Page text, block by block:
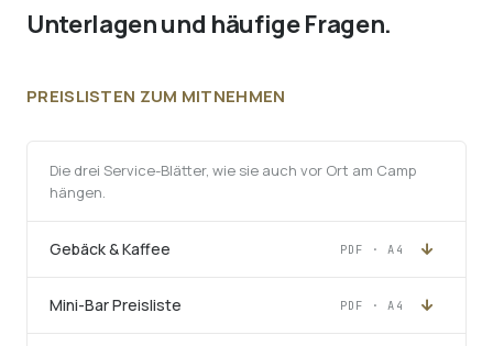
Unterlagen und häufige Fragen.
PREISLISTEN ZUM MITNEHMEN
Die drei Service-Blätter, wie sie auch vor Ort am Camp
hängen.
Gebäck & Kaffee PDF · A4
Mini-Bar Preisliste PDF · A4